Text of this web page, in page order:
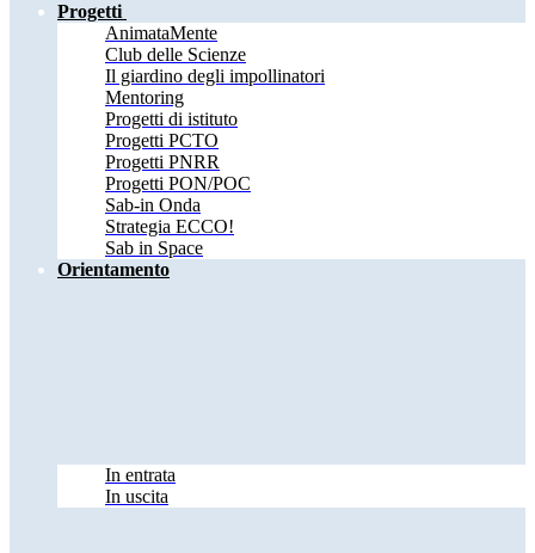
Progetti
AnimataMente
Club delle Scienze
Il giardino degli impollinatori
Mentoring
Progetti di istituto
Progetti PCTO
Progetti PNRR
Progetti PON/POC
Sab-in Onda
Strategia ECCO!
Sab in Space
Orientamento
In entrata
In uscita